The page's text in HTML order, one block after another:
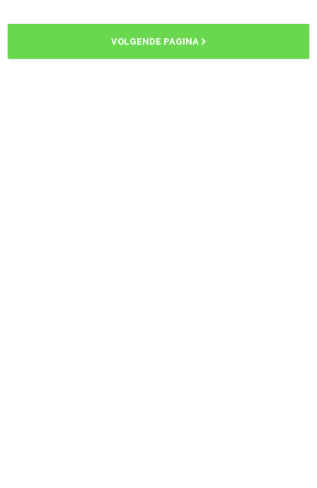
VOLGENDE PAGINA